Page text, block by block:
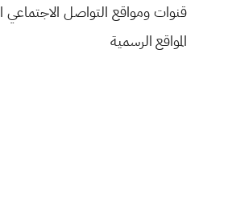
قنوات ومواقع التواصل الاجتماعي
المواقع الرسمية